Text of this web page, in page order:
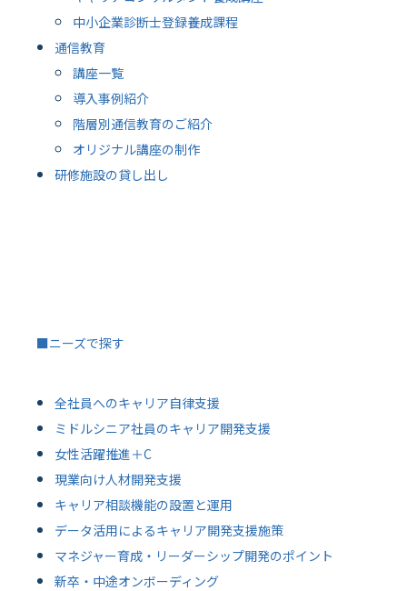
中小企業診断士登録養成課程
通信教育
講座一覧
導入事例紹介
階層別通信教育のご紹介
オリジナル講座の制作
研修施設の貸し出し
■ニーズで探す
全社員へのキャリア自律支援
ミドルシニア社員のキャリア開発支援
女性活躍推進＋C
現業向け人材開発支援
キャリア相談機能の設置と運用
データ活用によるキャリア開発支援施策
マネジャー育成・リーダーシップ開発のポイント
新卒・中途オンボーディング